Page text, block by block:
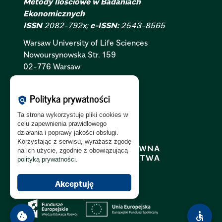
Ekonomicznych
ISSN2082-792x; e-ISSN: 2543-8565
Warsaw University of Life Sciences
Nowoursynowska Str. 159
02-776 Warsaw
Polityka Prywatności:PL
Polityka RODO:PL|EN
accessible
cookie
policy Polityka prywatności
Ta strona wykorzystuje pliki cookies w
celu zapewnienia prawidłowego
działania i poprawy jakości obsługi.
Korzystając z serwisu, wyrażasz zgodę
na ich użycie, zgodnie z obowiązującą
polityką prywatności
Akceptuję